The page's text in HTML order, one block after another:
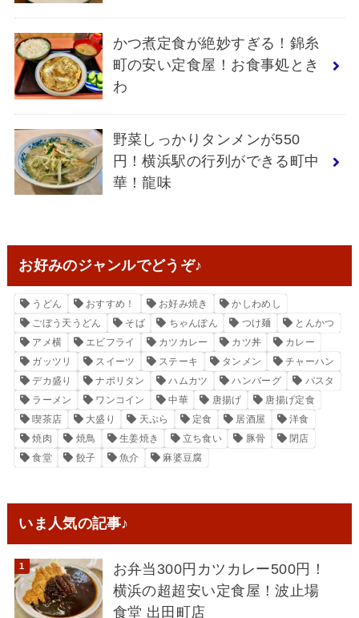
かつ煮定食が絶妙すぎる！錦糸
町の安い定食屋！お食事処とき
わ
野菜しっかりタンメンが550
円！横浜駅の行列ができる町中
華！龍味
お好みのジャンルでどうぞ♪
うどん おすすめ！ お好み焼き
かしわめし
ごぼう天うどん
そば ちゃんぽん つけ麺
とんかつ
アメ横
エビフライ カツカレー カツ丼
カレー
ガッツリ
スイーツ ステーキ タンメン
チャーハン
デカ盛り
ナポリタン ハムカツ ハンバーグ
パスタ
ラーメン
ワンコイン 中華 唐揚げ
唐揚げ定食
喫茶店
大盛り 天ぷら 定食 居酒屋
洋食
焼肉
焼鳥 生姜焼き 立ち食い 豚骨
閉店
食堂
餃子 魚介 麻婆豆腐
いま人気の記事♪
お弁当300円カツカレー500円！
横浜の超超安い定食屋！波止場
食堂 出田町店